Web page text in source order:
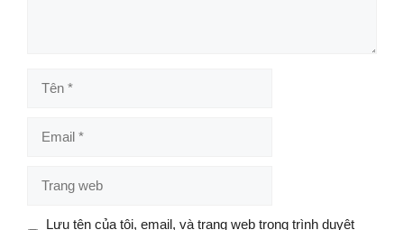
web
Lưu tên của tôi, email, và trang web trong trình duyệt